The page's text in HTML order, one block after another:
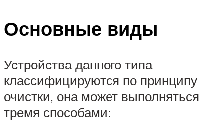
Основные виды
Устройства данного типа
классифицируются по принципу
очистки, она может выполняться
тремя способами: